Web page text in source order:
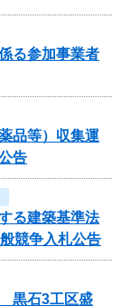
る参加事業者
品等）収集運
告
る建築基準法
競争入札公告
黒石3工区盛